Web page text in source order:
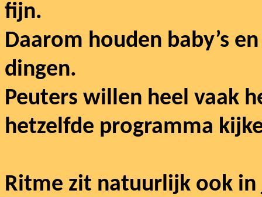
fijn.
Daarom houden baby’s
dingen.
Peuters willen heel vaak
hetzelfde programma
Ritme zit natuurlijk ook